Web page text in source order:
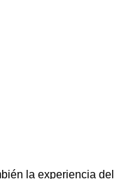
la experiencia del